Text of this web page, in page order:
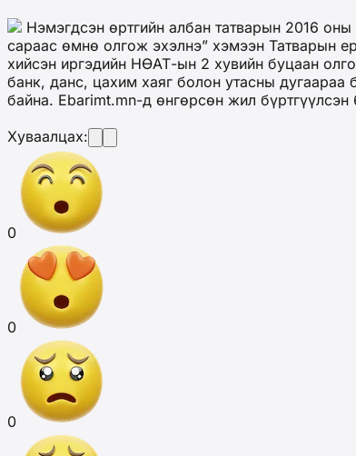
Нэмэгдсэн өртгийн албан татварын 2016
сараас өмнө олгож эхэлнэ” хэмээн Татварын
хийсэн иргэдийн НӨАТ-ын 2 хувийн буцаан
банк, данс, цахим хаяг болон утасны дугаараа
байна. Еbarimt.mn-д өнгөрсөн жил бүртгүүлсэн
Хуваалцах:
0
0
0